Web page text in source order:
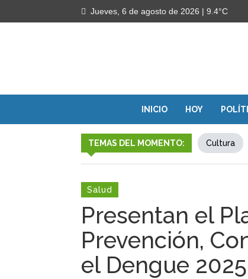
Jueves, 6 de agosto de 2026 | 9.4°C
INICIO HOY
TEMAS DEL MOMENTO: Cultura
Salud
Presentan el
Prevención,
el Dengue